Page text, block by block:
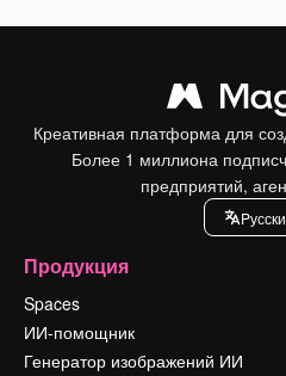
Креативная платформа для
Более 1 миллиона
предприятий,
Продукция
Spaces
ИИ-помощник
Генератор изображений ИИ